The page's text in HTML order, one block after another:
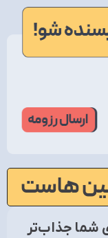
هاست
شما جذاب‌تر